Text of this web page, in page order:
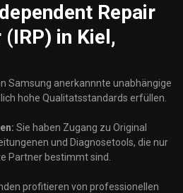
Repair
in Kiel,
Samsung anerkannnte unabhängige
hohe Qualitatsstandards erfüllen.
Sie haben Zugang zu Original
und Diagnosetools, die nur
Partner bestimmt sind.
profitieren von professionellen